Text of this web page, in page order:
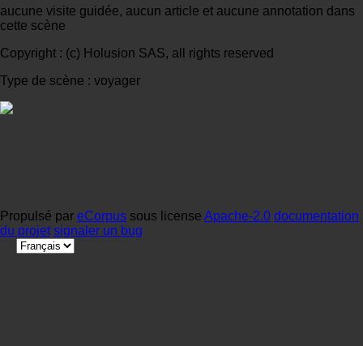
aucune visite guidée, aucun article et aucune annotation dans
cette scène
Copyright : (c) Holusion SAS, all rights reserved
Type de scène : voyager
Propulsé par eCorpus sous license Apache-2.0 documentation
du projet signaler un bug